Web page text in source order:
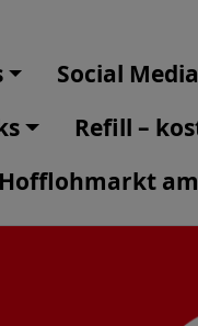
Social Media
Refill –
am